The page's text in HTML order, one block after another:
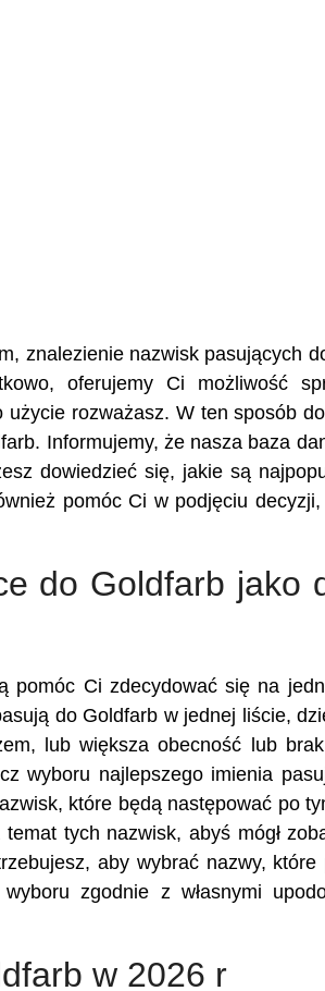
znalezienie nazwisk pasujących
oferujemy Ci możliwość
użycie rozważasz. W ten sposób
Informujemy, że nasza baza
dowiedzieć się, jakie są
pomóc Ci w podjęciu
do Goldfarb jako
pomóc Ci zdecydować się na
do Goldfarb w jednej liście,
lub większa obecność lub
wyboru najlepszego imienia
które będą następować po
tych nazwisk, abyś mógł
aby wybrać nazwy, które
zgodnie z własnymi
w 2026 r